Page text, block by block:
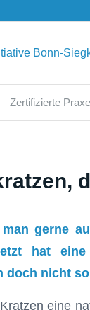
Zertifizierte
gerne
hat
doch nicht
eine